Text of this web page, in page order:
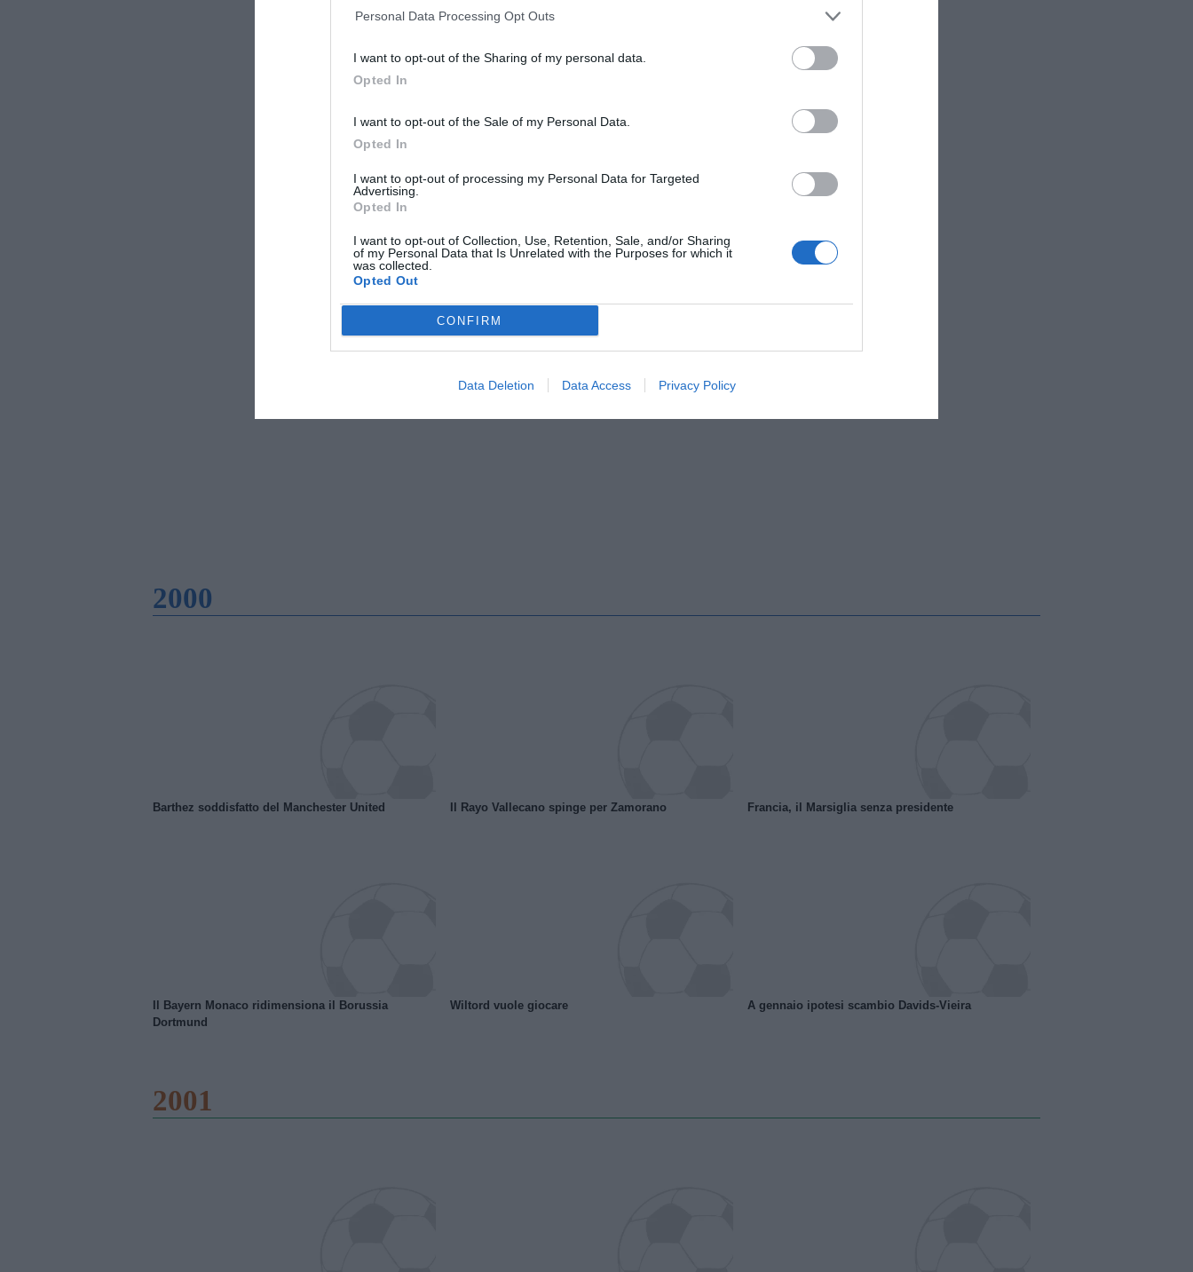
Personal Data Processing Opt Outs
I want to opt-out of the Sharing of my personal data.
Opted In
I want to opt-out of the Sale of my Personal Data.
Opted In
I want to opt-out of processing my Personal Data for Targeted
Advertising.
Opted In
I want to opt-out of Collection, Use, Retention, Sale, and/or Sharing
of my Personal Data that Is Unrelated with the Purposes for which it
was collected.
Opted Out
CONFIRM
Data Deletion Data Access Privacy Policy
2000
Barthez soddisfatto del Manchester United Il Rayo Vallecano spinge per Zamorano Francia, il Marsiglia senza presidente
Il Bayern Monaco ridimensiona il Borussia
Dortmund
Wiltord vuole giocare A gennaio ipotesi scambio Davids-Vieira
2001